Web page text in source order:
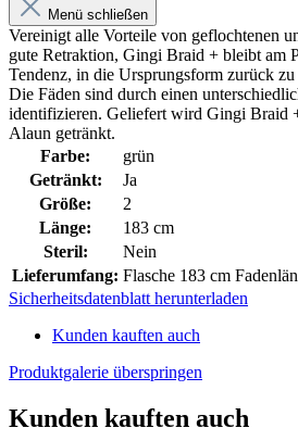
Menü schließen
Vereinigt alle Vorteile von geflochtenen
gute Retraktion, Gingi Braid + bleibt am
Tendenz, in die Ursprungsform zurück
Die Fäden sind durch einen
identifizieren. Geliefert wird Gingi Braid
Alaun getränkt.
Farbe:
grün
Getränkt:
Ja
Größe:
2
Länge:
183 cm
Steril:
Nein
Lieferumfang: Flasche 183 cm
Sicherheitsdatenblatt herunterladen
Kunden kauften auch
Produktgalerie überspringen
Kunden kauften auch